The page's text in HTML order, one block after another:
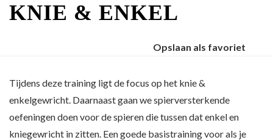
KNIE & ENKEL
Opslaan als favoriet
Tijdens deze training ligt de focus op het knie &
enkelgewricht. Daarnaast gaan we spierversterkende
oefeningen doen voor de spieren die tussen dat enkel en
kniegewricht in zitten. Een goede basistraining voor als je